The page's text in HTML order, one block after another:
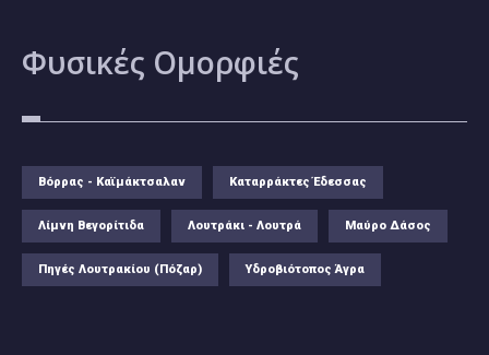
Φυσικές Ομορφιές
Βόρρας - Καϊμάκτσαλαν Καταρράκτες Έδεσσας
Λίμνη Βεγορίτιδα Λουτράκι - Λουτρά Μαύρο Δάσος
Πηγές Λουτρακίου (Πόζαρ) Υδροβιότοπος Άγρα